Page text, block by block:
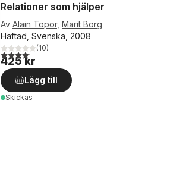
Relationer som hjälper
Av Alain Topor, Marit Borg
Häftad, Svenska, 2008
4,1utav 5 stjärnor. Totalt antal röster:
(10)
425 kr
Lägg till
Skickas